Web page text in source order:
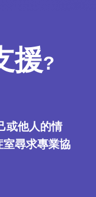
援?
或他人的情
尋求專業協